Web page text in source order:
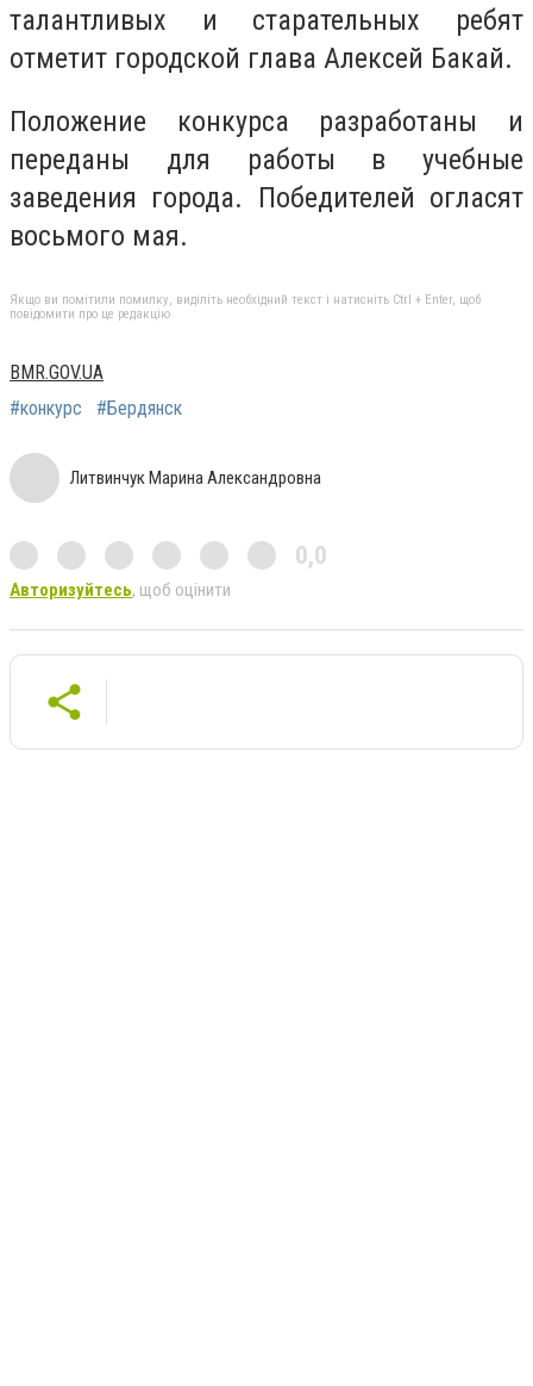
талантливых и старательных ребят
отметит городской глава Алексей Бакай.
Положение конкурса разработаны и
переданы для работы в учебные
заведения города. Победителей огласят
восьмого мая.
Якщо ви помітили помилку, виділіть необхідний текст і натисніть Ctrl + Enter, щоб
повідомити про це редакцію
BMR.GOV.UA
#конкурс
#Бердянск
Литвинчук Марина Александровна
0,0
Авторизуйтесь, щоб оцінити